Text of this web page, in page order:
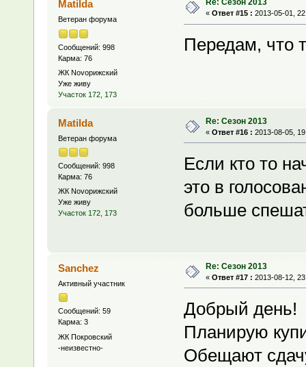
Matilda
Ветеран форума
Сообщений: 998
Карма: 76
ЖК Novoрижский
Уже живу
Участок 172, 173
Re: Сезон 2013
« Ответ #15 : 2013-05-01,
Передам, что
Matilda
Ветеран форума
Сообщений: 998
Карма: 76
ЖК Novoрижский
Уже живу
Участок 172, 173
Re: Сезон 2013
« Ответ #16 : 2013-08-05,
Если кто то
это в
больше
Sanchez
Активный участник
Сообщений: 59
Карма: 3
ЖК Покровский
-неизвестно-
Re: Сезон 2013
« Ответ #17 : 2013-08-12,
Добрый день!
Планирую
Обещают